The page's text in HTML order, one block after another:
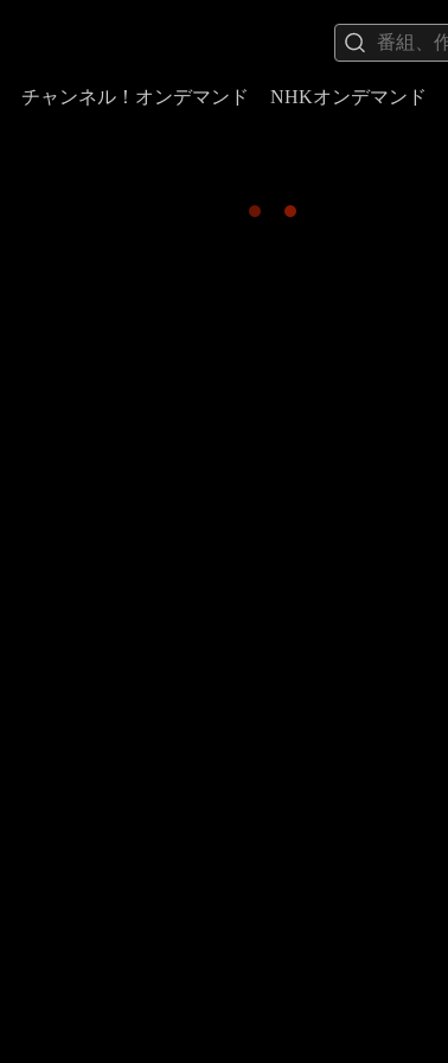
チャンネル！オンデマンド NHKオンデマンド